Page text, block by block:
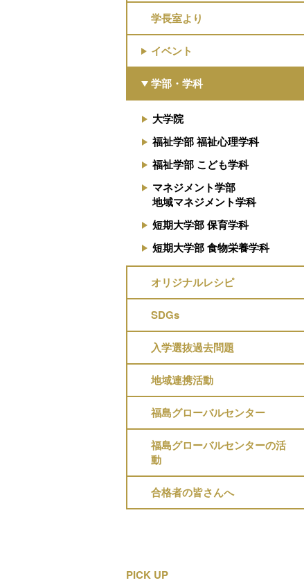
学長室より
イベント
学部・学科
大学院
福祉学部 福祉心理学科
福祉学部 こども学科
マネジメント学部
地域マネジメント学科
短期大学部 保育学科
短期大学部 食物栄養学科
オリジナルレシピ
SDGs
入学選抜過去問題
地域連携活動
福島グローバルセンター
福島グローバルセンターの活
動
合格者の皆さんへ
PICK UP